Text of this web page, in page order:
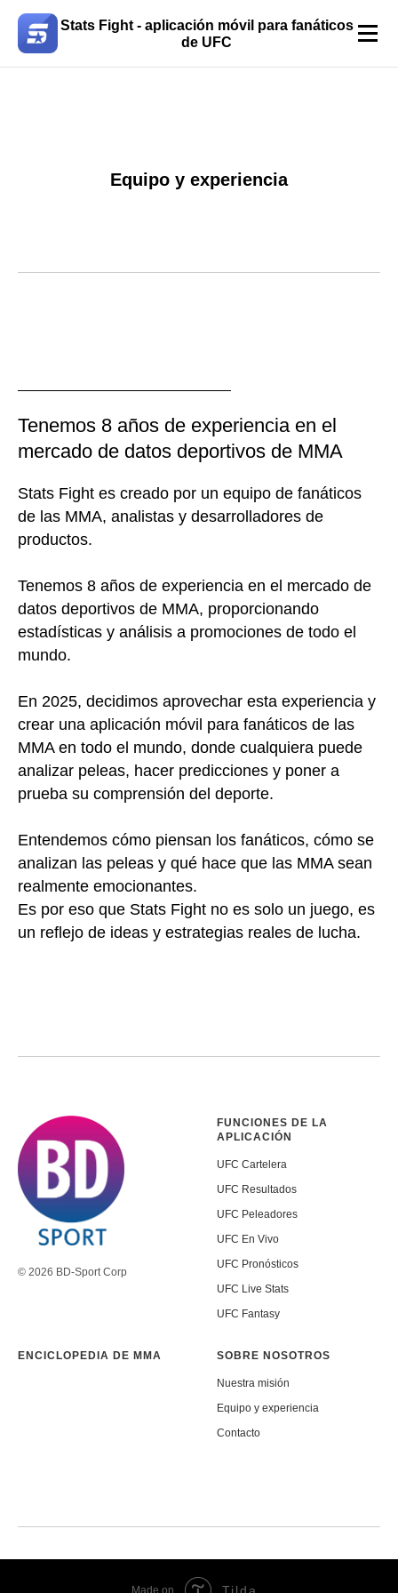
Stats Fight - aplicación móvil para fanáticos
de UFC
Equipo y experiencia
Tenemos 8 años de experiencia en el
mercado de datos deportivos de MMA
Stats Fight es creado por un equipo de fanáticos
de las MMA, analistas y desarrolladores de
productos.
Tenemos 8 años de experiencia en el mercado de
datos deportivos de MMA, proporcionando
estadísticas y análisis a promociones de todo el
mundo.
En 2025, decidimos aprovechar esta experiencia y
crear una aplicación móvil para fanáticos de las
MMA en todo el mundo, donde cualquiera puede
analizar peleas, hacer predicciones y poner a
prueba su comprensión del deporte.
Entendemos cómo piensan los fanáticos, cómo se
analizan las peleas y qué hace que las MMA sean
realmente emocionantes.
Es por eso que Stats Fight no es solo un juego, es
un reflejo de ideas y estrategias reales de lucha.
© 2026 BD-Sport Corp
FUNCIONES DE LA
APLICACIÓN
UFC Сartelera
UFC Resultados
UFC Peleadores
UFC En Vivo
UFC Pronósticos
UFC Live Stats
UFC Fantasy
ENCICLOPEDIA DE MMA SOBRE NOSOTROS
Nuestra misión
Equipo y experiencia
Contacto
Made on